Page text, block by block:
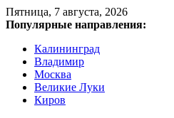
Пятница, 7 августа, 2026
Популярные направления:
Калининград
Владимир
Москва
Великие Луки
Киров